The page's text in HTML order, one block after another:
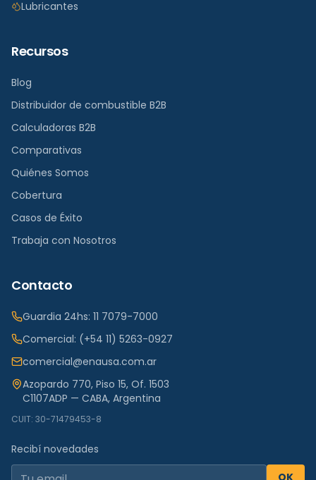
Lubricantes
Recursos
Blog
Distribuidor de combustible B2B
Calculadoras B2B
Comparativas
Quiénes Somos
Cobertura
Casos de Éxito
Trabaja con Nosotros
Contacto
Guardia 24hs: 11 7079-7000
Comercial: (+54 11) 5263-0927
comercial@enausa.com.ar
Azopardo 770, Piso 15, Of. 1503
C1107ADP — CABA, Argentina
CUIT: 30-71479453-8
Recibí novedades
OK